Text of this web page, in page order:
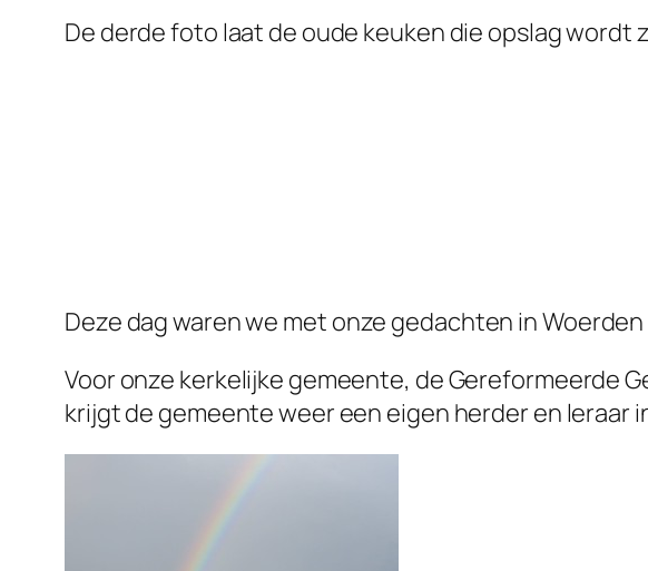
De derde foto laat de oude keuken die opslag wordt
Deze dag waren we met onze gedachten in
Voor onze kerkelijke gemeente, de Gereformeerde
krijgt de gemeente weer een eigen herder en leraar